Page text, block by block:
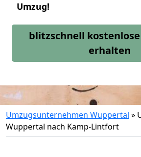
Umzug!
blitzschnell
erhalten
Umzugsunternehmen Wuppertal »
Wuppertal nach Kamp-Lintfort